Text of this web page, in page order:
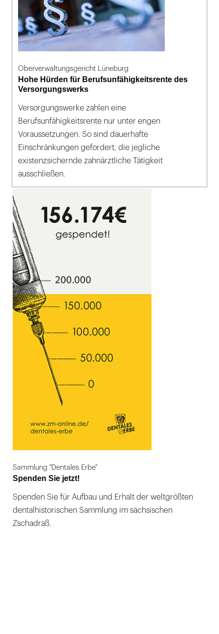
Oberverwaltungsgericht Lüneburg
Hohe Hürden für Berufsunfähigkeitsrente des
Versorgungswerks
Versorgungswerke zahlen eine
Berufsunfähigkeitsrente nur unter engen
Voraussetzungen. So sind dauerhafte
Einschränkungen gefordert, die jegliche
existenzsichernde zahnärztliche Tätigkeit
ausschließen.
Sammlung "Dentales Erbe"
Spenden Sie jetzt!
Spenden Sie für Aufbau und Erhalt der weltgrößten
dentalhistorischen Sammlung im sächsischen
Zschadraß.